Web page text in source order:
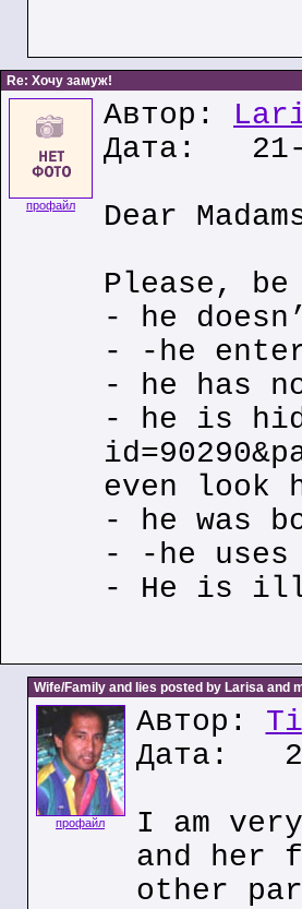
Re: Хочу замуж!
профайл
Автор:
Дата: 21-
Dear
Please,
- he
- -he
- he has
- he is
even look
- he was
- -he uses
- He is ill
Wife/Family and lies posted by Larisa and
профайл
Автор:
Дата:
I am
and her
other